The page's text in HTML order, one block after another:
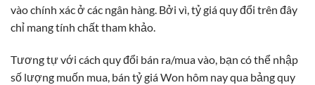
vào chính xác ở các ngân hàng. Bởi vì, tỷ giá quy đổi trên đây
chỉ mang tính chất tham khảo.
Tương tự với cách quy đổi bán ra/mua vào, bạn có thể nhập
số lượng muốn mua, bán tỷ giá Won hôm nay qua bảng quy